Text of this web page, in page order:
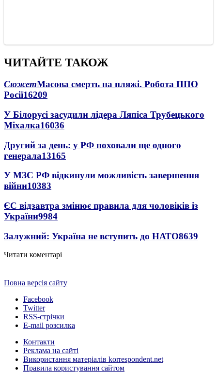
ЧИТАЙТЕ ТАКОЖ
СюжетМасова смерть на пляжі. Робота ППО
Росії16209
У Білорусі засудили лідера Ляпіса Трубецького
Міхалка16036
Другий за день: у РФ поховали ще одного
генерала13165
У МЗС РФ відкинули можливість завершення
війни10383
ЄС відзавтра змінює правила для чоловіків із
України9984
Залужний: Україна не вступить до НАТО8639
Читати коментарі
Повна версія сайту
Facebook
Twitter
RSS-стрічки
E-mail розсилка
Контакти
Реклама на сайті
Використання матеріалів korrespondent.net
Правила користування сайтом